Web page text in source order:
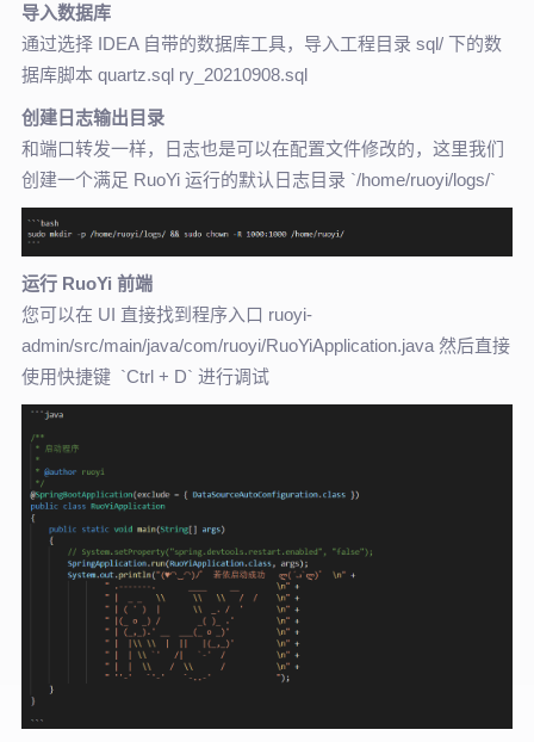
导入数据库
通过选择 IDEA 自带的数据库工具，导入工程目录 sql/ 下的数
据库脚本 quartz.sql ry_20210908.sql
创建日志输出目录
和端口转发一样，日志也是可以在配置文件修改的，这里我们
创建一个满足 RuoYi 运行的默认日志目录 `/home/ruoyi/logs/`
运行 RuoYi 前端
您可以在 UI 直接找到程序入口 ruoyi-
admin/src/main/java/com/ruoyi/RuoYiApplication.java 然后直接
使用快捷键 `Ctrl + D` 进行调试